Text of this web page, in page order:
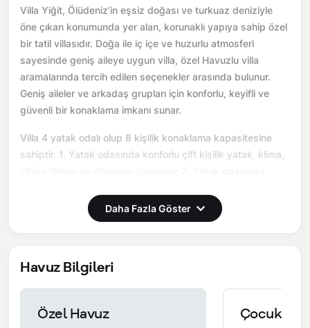
Villa Yiğit, Ölüdeniz’in eşsiz doğası ve turkuaz deniziyle
öne çıkan konumunda yer alan, korunaklı yapıya sahip özel
bir tatil villasıdır. Doğa ile iç içe ve huzurlu atmosferi
sayesinde geniş aileye uygun villa, özel Havuzlu villa
aramalarında tercih edilen seçenekler arasında bulunur.
Geniş aileler ve arkadaş grupları için konforlu, keyifli ve
güvenli bir konaklama imkanı sunar.
Villa 4 yatak odalı olup 8 kişilik konaklama kapasitesine
sahiptir. 1. Yatak odasında konforlu çift kişilik yatak, klima,
banyosu; 3. Yatak odasında iki adet tek kişilik yatak, klima,
elbise dolabı ve ebeveyn banyosu; 4.Yatak odasında iki
grubu, televizyon, klima ve açık plan tam donanımlı mutfak
yer alır. Mutfakta buzdolabı, ocak, fırın, bulaşık makinesi,
yemek takımları ve ihtiyaç duyulan tüm temel mutfak
ekipmanları eksiksiz şekilde sunulmaktadır.
Daha Fazla Göster
Havuz Bilgileri
Özel Havuz Çocuk